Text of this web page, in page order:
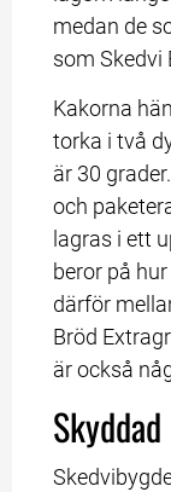
medan de
som Skedvi
Kakorna
torka i två
är 30
och
lagras i ett
beror på
därför
Bröd
är också